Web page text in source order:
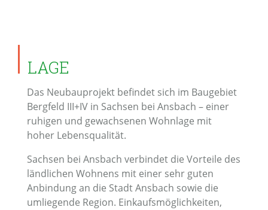
LAGE
Das Neubauprojekt befindet sich im Baugebiet
Bergfeld III+IV in Sachsen bei Ansbach – einer
ruhigen und gewachsenen Wohnlage mit
hoher Lebensqualität.
Sachsen bei Ansbach verbindet die Vorteile des
ländlichen Wohnens mit einer sehr guten
Anbindung an die Stadt Ansbach sowie die
umliegende Region. Einkaufsmöglichkeiten,